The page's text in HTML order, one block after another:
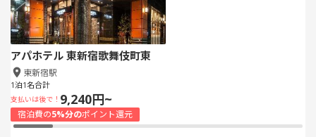
アパホテル 東新宿歌舞伎町東
東新宿駅
1泊1名合計
支払いは後で！ 9,240円~
宿泊費の5%分のポイント還元